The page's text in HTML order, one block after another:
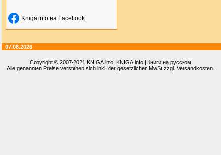
Kniga.info на Facebook
07.08.2026
Copyright © 2007-2021 KNIGA.info , KNIGA.info | Книги на русском
Alle genannten Preise verstehen sich inkl. der gesetzlichen MwSt zzgl. Versandkosten.